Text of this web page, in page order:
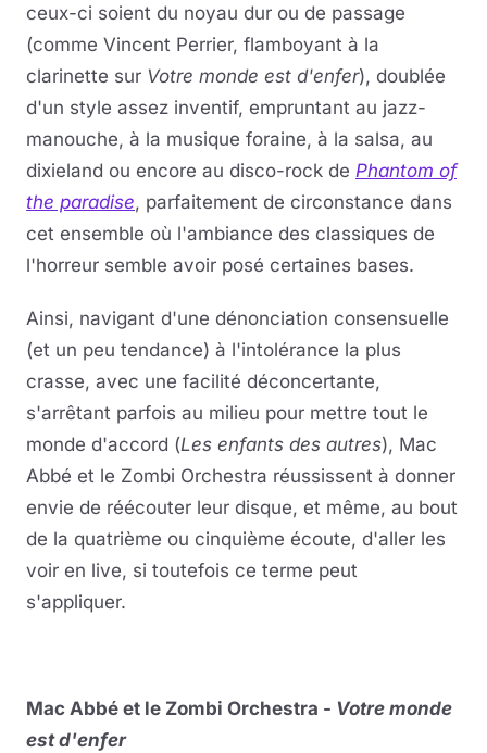
ceux-ci soient du noyau dur ou de passage
(comme Vincent Perrier, flamboyant à la
clarinette sur Votre monde est d'enfer), doublée
d'un style assez inventif, empruntant au jazz-
manouche, à la musique foraine, à la salsa, au
dixieland ou encore au disco-rock de Phantom of
the paradise, parfaitement de circonstance dans
cet ensemble où l'ambiance des classiques de
l'horreur semble avoir posé certaines bases.
Ainsi, navigant d'une dénonciation consensuelle
(et un peu tendance) à l'intolérance la plus
crasse, avec une facilité déconcertante,
s'arrêtant parfois au milieu pour mettre tout le
monde d'accord (Les enfants des autres), Mac
Abbé et le Zombi Orchestra réussissent à donner
envie de réécouter leur disque, et même, au bout
de la quatrième ou cinquième écoute, d'aller les
voir en live, si toutefois ce terme peut
s'appliquer.
Mac Abbé et le Zombi Orchestra - Votre monde
est d'enfer